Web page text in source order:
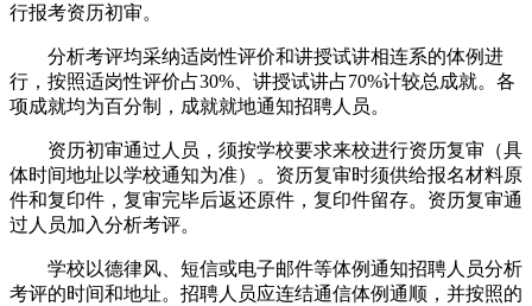
行报考资历初审。
分析考评均采纳适岗性评价和讲授试讲相连系的体例进
行，按照适岗性评价占30%、讲授试讲占70%计较总成就。各
项成就均为百分制，成就就地通知招聘人员。
资历初审通过人员，须按学校要求来校进行资历复审（具
体时间地址以学校通知为准）。资历复审时须供给报名材料原
件和复印件，复审完毕后返还原件，复印件留存。资历复审通
过人员加入分析考评。
学校以德律风、短信或电子邮件等体例通知招聘人员分析
考评的时间和地址。招聘人员应连结通信体例通顺，并按照的